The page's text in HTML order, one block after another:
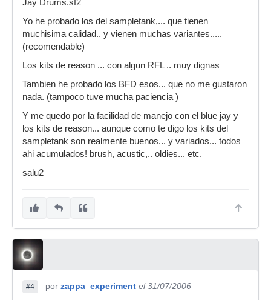
Jay Drums.sf2
Yo he probado los del sampletank,... que tienen
muchisima calidad.. y vienen muchas variantes.....
(recomendable)
Los kits de reason ... con algun RFL .. muy dignas
Tambien he probado los BFD esos... que no me gustaron
nada. (tampoco tuve mucha paciencia )
Y me quedo por la facilidad de manejo con el blue jay y
los kits de reason... aunque como te digo los kits del
sampletank son realmente buenos... y variados... todos
ahi acumulados! brush, acustic,.. oldies... etc.
salu2
#4 por zappa_experiment el 31/07/2006